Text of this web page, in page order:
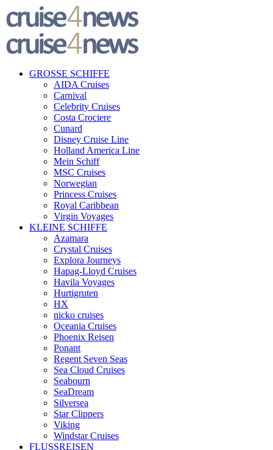
GROSSE SCHIFFE
AIDA Cruises
Carnival
Celebrity Cruises
Costa Crociere
Cunard
Disney Cruise Line
Holland America Line
Mein Schiff
MSC Cruises
Norwegian
Princess Cruises
Royal Caribbean
Virgin Voyages
KLEINE SCHIFFE
Azamara
Crystal Cruises
Explora Journeys
Hapag-Lloyd Cruises
Havila Voyages
Hurtigruten
HX
nicko cruises
Oceania Cruises
Phoenix Reisen
Ponant
Regent Seven Seas
Sea Cloud Cruises
Seabourn
SeaDream
Silversea
Star Clippers
Viking
Windstar Cruises
FLUSSREISEN